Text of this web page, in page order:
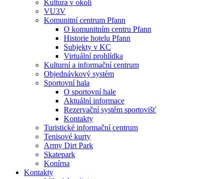
Kultura v okolí
VU3V
Komunitní centrum Pfann
O komunitním centru Pfann
Historie hotelu Pfann
Subjekty v KC
Virtuální prohlídka
Kulturní a informační centrum
Objednávkový systém
Sportovní hala
O sportovní hale
Aktuální informace
Rezervační systém sportovišť
Kontakty
Turistické informační centrum
Tenisové kurty
Army Dirt Park
Skatepark
Konírna
Kontakty